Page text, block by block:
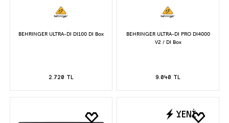
BEHRINGER ULTRA-DI DI100 DI Box
2.720 TL
BEHRINGER ULTRA-DI PRO DI4000
V2 / DI Box
9.040 TL
YENİ